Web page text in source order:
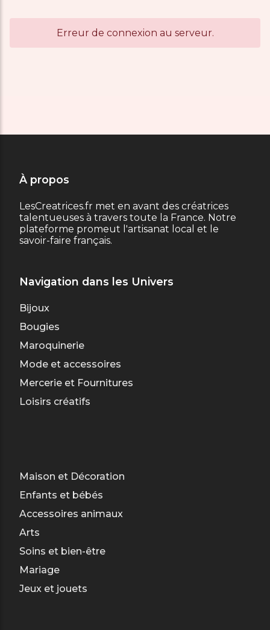
Erreur de connexion au serveur.
À propos
LesCreatrices.fr met en avant des créatrices
talentueuses à travers toute la France. Notre
plateforme promeut l'artisanat local et le
savoir-faire français.
Navigation dans les Univers
Bijoux
Bougies
Maroquinerie
Mode et accessoires
Mercerie et Fournitures
Loisirs créatifs
Maison et Décoration
Enfants et bébés
Accessoires animaux
Arts
Soins et bien-être
Mariage
Jeux et jouets